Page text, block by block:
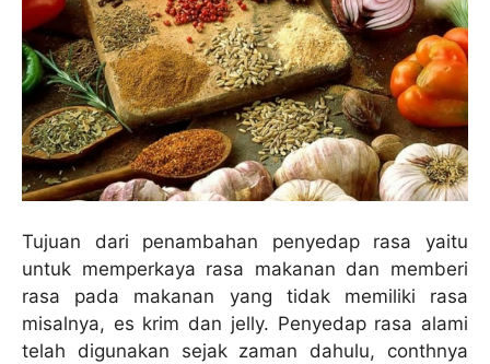
Tujuan dari penambahan penyedap rasa yaitu
untuk memperkaya rasa makanan dan memberi
rasa pada makanan yang tidak memiliki rasa
misalnya, es krim dan jelly. Penyedap rasa alami
telah digunakan sejak zaman dahulu, conthnya